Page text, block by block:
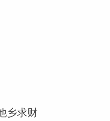
乡求财